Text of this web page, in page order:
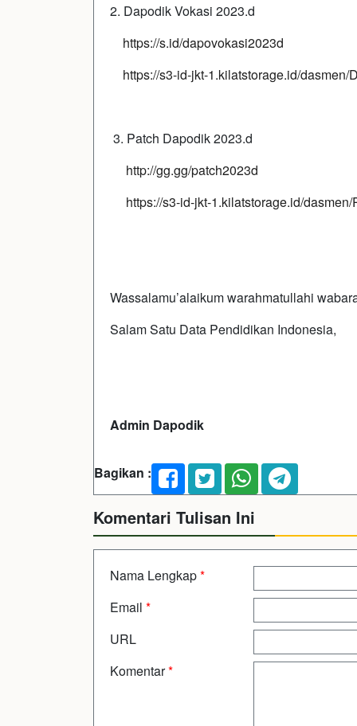
2. Dapodik Vokasi 2023.d
https://s.id/dapovokasi2023d
https://s3-id-jkt-1.kilatstorage.id/
3. Patch Dapodik 2023.d
http://gg.gg/patch2023d
https://s3-id-jkt-1.kilatstorage.id/
Wassalamu’alaikum warahmatullahi
Salam Satu Data Pendidikan Indonesia,
Admin Dapodik
Bagikan :
Komentari Tulisan Ini
Nama Lengkap*
Email *
URL
Komentar*